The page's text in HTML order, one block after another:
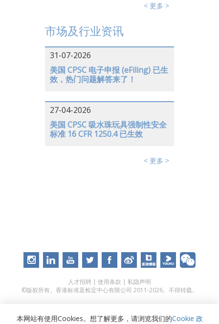
< 更多 >
市场及行业资讯
31-07-2026
美国 CPSC 电子申报 (eFiling) 已生
效，热门问题解答来了！
27-04-2026
美国 CPSC 吸水珠玩具强制性安全
标准 16 CFR 1250.4 已生效
< 更多 >
人才招聘 | 使用条款 | 私隐声明
©版权所有。香港标准及检定中心有限公司 2011-2026。不得转载。
本网站有使用Cookies。想了解更多，请浏览我们的Cookie 政